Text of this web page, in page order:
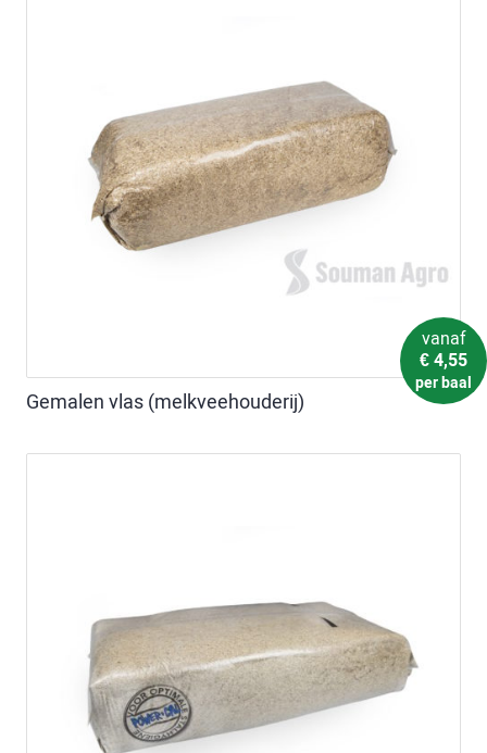
vanaf
€ 4,55
per baal
Gemalen vlas (melkveehouderij)